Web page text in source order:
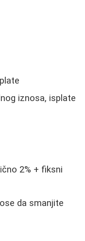
iznosa, isplate
2% + fiksni
da smanjite